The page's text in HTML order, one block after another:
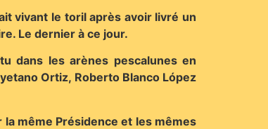
vivant le toril après avoir livré un
Le dernier à ce jour.
dans les arènes pescalunes en
Ortiz, Roberto Blanco López
même Présidence et les mêmes